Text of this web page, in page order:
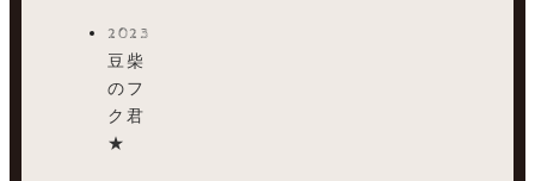
2023.07.20
豆柴
のフ
ク君
★